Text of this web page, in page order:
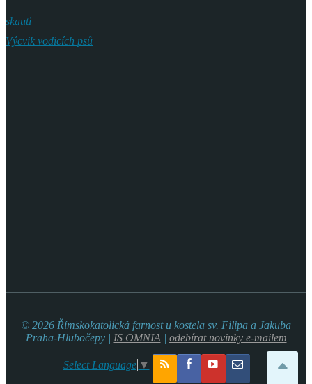
skauti
Výcvik vodicích psů
© 2026 Římskokatolická farnost u kostela sv. Filipa a Jakuba
Praha-Hlubočepy | IS OMNIA | odebírat novinky e-mailem
Select Language ▼